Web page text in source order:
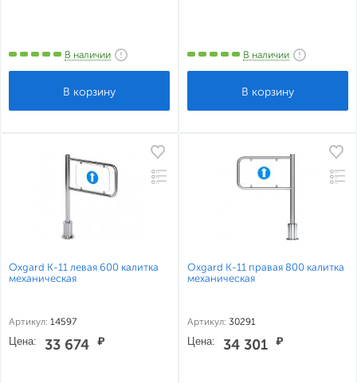
В наличии В наличии
Oxgard К-11 левая 600 калитка
механическая
Артикул: 14597
Цена: 33 674 ₽
Oxgard К-11 правая 800 калитка
механическая
Артикул: 30291
Цена: 34 301 ₽